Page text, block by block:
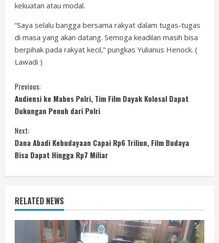
kekuatan atau modal.
“Saya selalu bangga bersama rakyat dalam tugas-tugas
di masa yang akan datang. Semoga keadilan masih bisa
berpihak pada rakyat kecil,” pungkas Yulianus Henock. (
Lawadi )
C
o
n
t
i
n
u
Previous:
Audiensi ke Mabes Polri, Tim Film Dayak Kolosal Dapat
Dukungan Penuh dari Polri
Next:
Dana Abadi Kebudayaan Capai Rp6 Triliun, Film Budaya
Bisa Dapat Hingga Rp7 Miliar
RELATED NEWS